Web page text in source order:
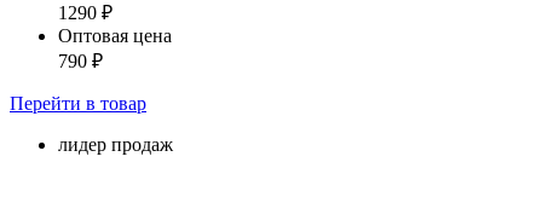
1290 ₽
Оптовая цена
790 ₽
Перейти в товар
лидер продаж